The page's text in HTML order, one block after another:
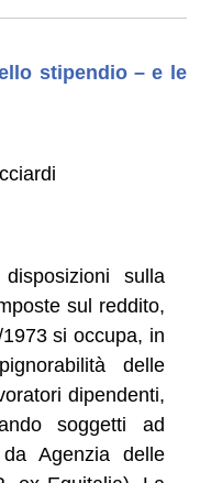
stipendio – e le
sulla
sul reddito,
si occupa, in
delle
dipendenti,
soggetti ad
Agenzia delle